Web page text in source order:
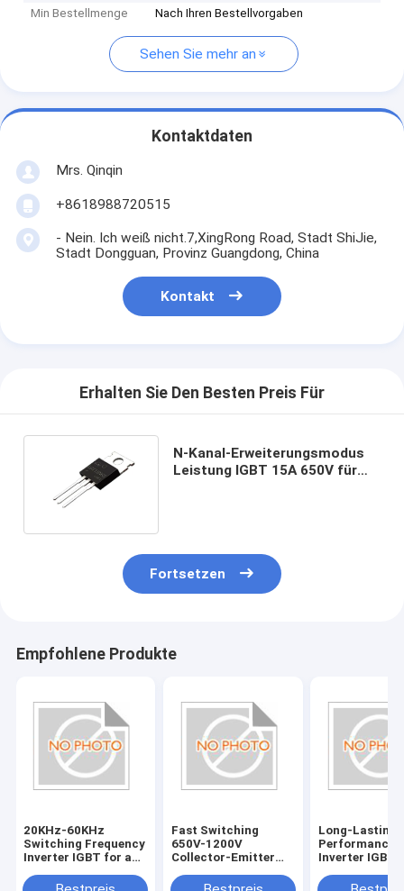
Min Bestellmenge
Nach Ihren Bestellvorgaben
Sehen Sie mehr an
Kontaktdaten
Mrs. Qinqin
+8618988720515
- Nein. Ich weiß nicht.7,XingRong Road, Stadt ShiJie,
Stadt Dongguan, Provinz Guangdong, China
Kontakt
Erhalten Sie Den Besten Preis Für
N-Kanal-Erweiterungsmodus
Leistung IGBT 15A 650V für
Fortsetzen
Empfohlene Produkte
20KHz-60KHz
Switching Frequency
Inverter IGBT for and
Gate-Emitter
Fast Switching
650V-1200V
Collector-Emitter
Emitter Voltage for
Long-Lasting
Performance
Inverter IGBT
Voltage and